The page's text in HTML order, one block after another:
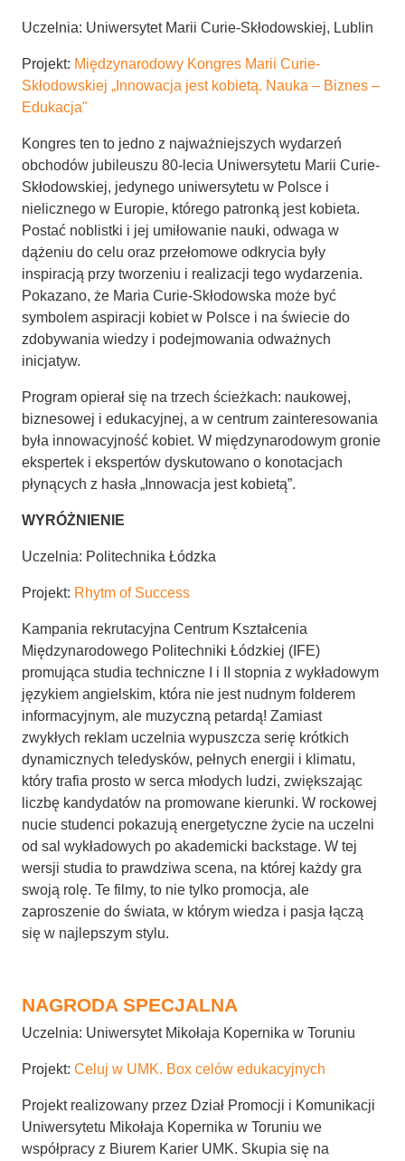
Uczelnia: Uniwersytet Marii Curie-Skłodowskiej, Lublin
Projekt: Międzynarodowy Kongres Marii Curie-
Skłodowskiej „Innowacja jest kobietą. Nauka – Biznes –
Edukacja"
Kongres ten to jedno z najważniejszych wydarzeń
obchodów jubileuszu 80-lecia Uniwersytetu Marii Curie-
Skłodowskiej, jedynego uniwersytetu w Polsce i
nielicznego w Europie, którego patronką jest kobieta.
Postać noblistki i jej umiłowanie nauki, odwaga w
dążeniu do celu oraz przełomowe odkrycia były
inspiracją przy tworzeniu i realizacji tego wydarzenia.
Pokazano, że Maria Curie-Skłodowska może być
symbolem aspiracji kobiet w Polsce i na świecie do
zdobywania wiedzy i podejmowania odważnych
inicjatyw.
Program opierał się na trzech ścieżkach: naukowej,
biznesowej i edukacyjnej, a w centrum zainteresowania
była innowacyjność kobiet. W międzynarodowym gronie
ekspertek i ekspertów dyskutowano o konotacjach
płynących z hasła „Innowacja jest kobietą”.
WYRÓŻNIENIE
Uczelnia: Politechnika Łódzka
Projekt: Rhytm of Success
Kampania rekrutacyjna Centrum Kształcenia
Międzynarodowego Politechniki Łódzkiej (IFE)
promująca studia techniczne I i II stopnia z wykładowym
językiem angielskim, która nie jest nudnym folderem
informacyjnym, ale muzyczną petardą! Zamiast
zwykłych reklam uczelnia wypuszcza serię krótkich
dynamicznych teledysków, pełnych energii i klimatu,
który trafia prosto w serca młodych ludzi, zwiększając
liczbę kandydatów na promowane kierunki. W rockowej
nucie studenci pokazują energetyczne życie na uczelni
od sal wykładowych po akademicki backstage. W tej
wersji studia to prawdziwa scena, na której każdy gra
swoją rolę. Te filmy, to nie tylko promocja, ale
zaproszenie do świata, w którym wiedza i pasja łączą
się w najlepszym stylu.
NAGRODA SPECJALNA
Uczelnia: Uniwersytet Mikołaja Kopernika w Toruniu
Projekt: Celuj w UMK. Box celów edukacyjnych
Projekt realizowany przez Dział Promocji i Komunikacji
Uniwersytetu Mikołaja Kopernika w Toruniu we
współpracy z Biurem Karier UMK. Skupia się na